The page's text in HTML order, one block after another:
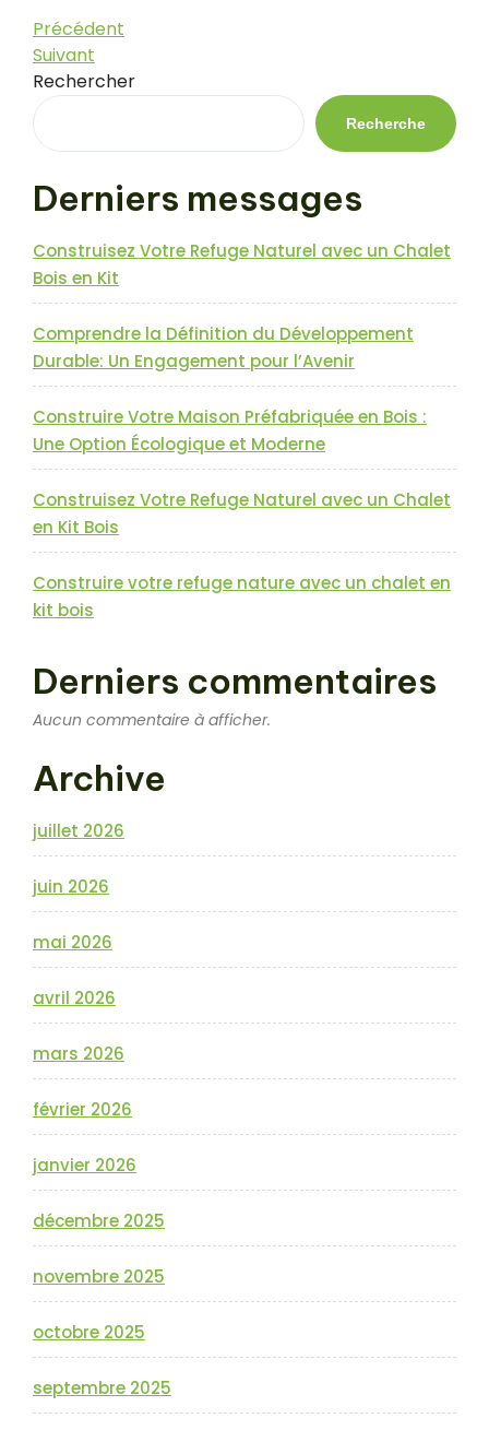
Navigation
de
l’article
Article
précédent
Précédent
Article
suivant
Suivant
Rechercher
Recherche
Derniers messages
Construisez Votre Refuge Naturel avec un Chalet
Bois en Kit
Comprendre la Définition du Développement
Durable: Un Engagement pour l’Avenir
Construire Votre Maison Préfabriquée en Bois :
Une Option Écologique et Moderne
Construisez Votre Refuge Naturel avec un Chalet
en Kit Bois
Construire votre refuge nature avec un chalet en
kit bois
Derniers commentaires
Aucun commentaire à afficher.
Archive
juillet 2026
juin 2026
mai 2026
avril 2026
mars 2026
février 2026
janvier 2026
décembre 2025
novembre 2025
octobre 2025
septembre 2025